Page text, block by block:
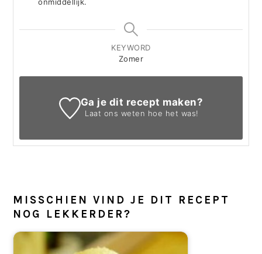
onmiddellijk.
KEYWORD
Zomer
Ga je dit recept maken?
Laat ons weten hoe het was!
MISSCHIEN VIND JE DIT RECEPT
NOG LEKKERDER?